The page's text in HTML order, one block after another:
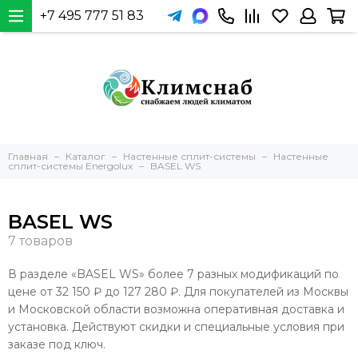
+7 495 777 51 83
Главная Каталог Настенные сплит-системы
Настенные
сплит-системы Energolux
BASEL WS
BASEL WS
В разделе «BASEL WS» более 7 разных модификаций по
цене от 32 150 ₽ до 127 280 ₽. Для покупателей из Москвы
и Московской области возможна оперативная доставка и
установка. Действуют скидки и специальные условия при
заказе под ключ.